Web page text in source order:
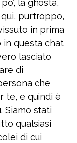
la ghosta,
purtroppo,
in prima
in questa chat
lasciato
di
che
te, e quindi è
Siamo stati
qualsiasi
di cui